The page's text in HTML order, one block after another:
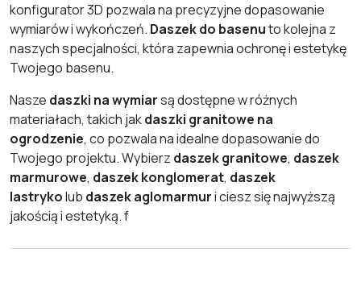
konfigurator 3D pozwala na precyzyjne dopasowanie
wymiarów i wykończeń. Daszek do basenuto kolejna z
naszych specjalności, która zapewnia ochronę i estetykę
Twojego basenu.
Nasze daszki na wymiarsą dostępne w różnych
materiałach, takich jakdaszki granitowe na
ogrodzenie, co pozwala na idealne dopasowanie do
Twojego projektu. Wybierz daszek granitowe, daszek
marmurowe, daszek konglomerat, daszek
lastrykolub daszek aglomarmuri ciesz się najwyższą
jakością i estetyką. f